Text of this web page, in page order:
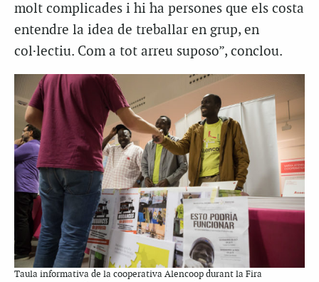
molt complicades i hi ha persones que els costa
entendre la idea de treballar en grup, en
col·lectiu. Com a tot arreu suposo”, conclou.
Taula informativa de la cooperativa Alencoop durant la Fira